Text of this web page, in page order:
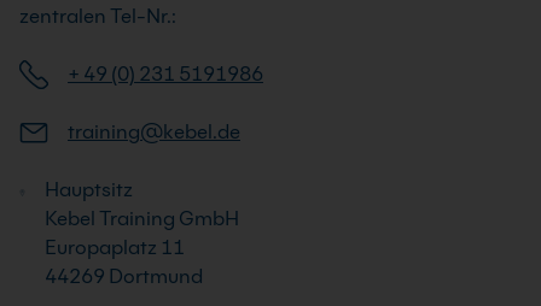
zentralen Tel-Nr.:
+ 49 (0) 231 5191986
training@kebel.de
Hauptsitz
Kebel Training GmbH
Europaplatz 11
44269 Dortmund